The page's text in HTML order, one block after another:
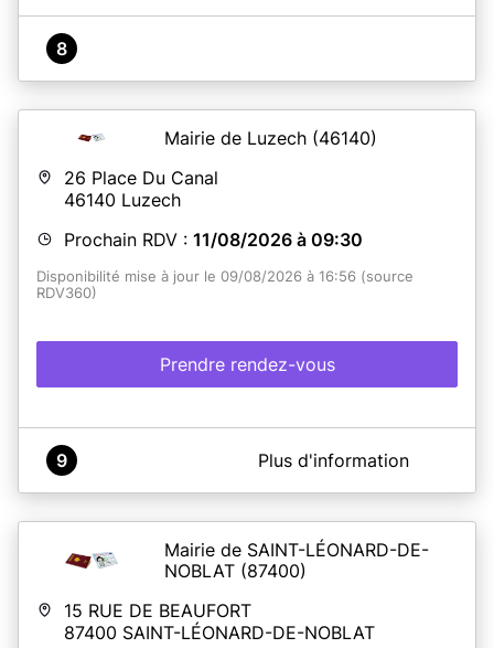
8
Mairie de Luzech (46140)
26 Place Du Canal
46140 Luzech
Prochain RDV : 11/08/2026 à 09:30
Disponibilité mise à jour le 09/08/2026 à 16:56 (source
RDV360)
Prendre rendez-vous
A propos de Mairie de Luzech - Service CNI Passeports
ATTENTION : AUCUNE REMISE NE SERA EFFECTUÉE LE
MARDI APRES-MIDI NI LE JEUDI TOUTE LA JOURNÉE
Il est impératif d'imprimer toutes les
pièces à fournir
n'est pas complet , nous ne pourrons pas traiter votre
demande lors de votre rendez-vous.Le récapitulatif de
9 Plus d'information
Mairie de SAINT-LÉONARD-DE-
NOBLAT (87400)
15 RUE DE BEAUFORT
87400 SAINT-LÉONARD-DE-NOBLAT